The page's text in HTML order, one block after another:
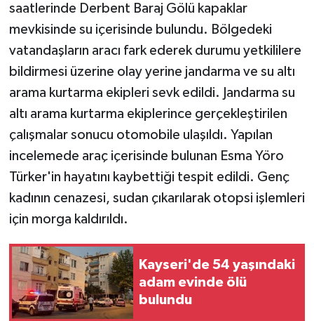
saatlerinde Derbent Baraj Gölü kapaklar
mevkisinde su içerisinde bulundu. Bölgedeki
vatandaşların aracı fark ederek durumu yetkililere
bildirmesi üzerine olay yerine jandarma ve su altı
arama kurtarma ekipleri sevk edildi. Jandarma su
altı arama kurtarma ekiplerince gerçekleştirilen
çalışmalar sonucu otomobile ulaşıldı. Yapılan
incelemede araç içerisinde bulunan Esma Yöro
Türker'in hayatını kaybettiği tespit edildi. Genç
kadının cenazesi, sudan çıkarılarak otopsi işlemleri
için morga kaldırıldı.
Kayseri'de 54 yaşındaki
adam evinde ölü
bulundu